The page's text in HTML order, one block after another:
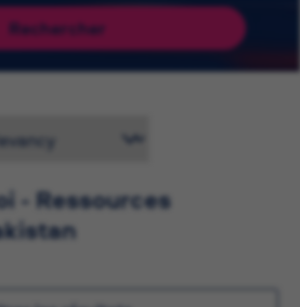
Rechercher
- Ressources